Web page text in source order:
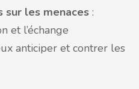
sur les menaces :
et l’échange
anticiper et contrer les